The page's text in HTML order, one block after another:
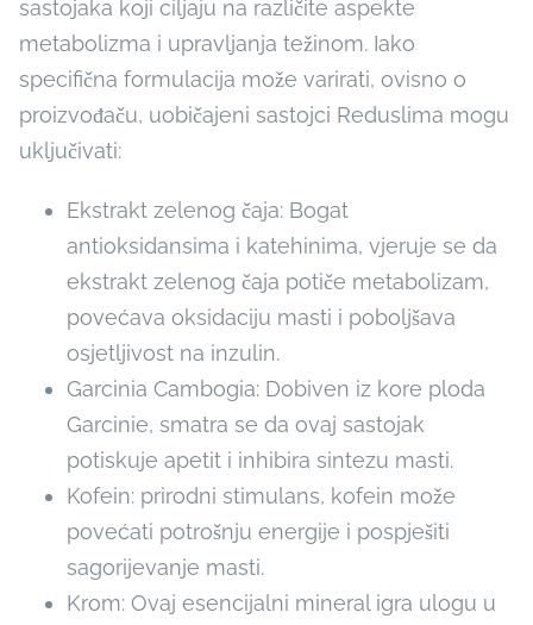
sastojaka koji ciljaju na različite aspekte
metabolizma i upravljanja težinom. Iako
specifična formulacija može varirati, ovisno o
proizvođaču, uobičajeni sastojci Reduslima mogu
uključivati:
Ekstrakt zelenog čaja: Bogat
antioksidansima i katehinima, vjeruje se da
ekstrakt zelenog čaja potiče metabolizam,
povećava oksidaciju masti i poboljšava
osjetljivost na inzulin.
Garcinia Cambogia: Dobiven iz kore ploda
Garcinie, smatra se da ovaj sastojak
potiskuje apetit i inhibira sintezu masti.
Kofein: prirodni stimulans, kofein može
povećati potrošnju energije i pospješiti
sagorijevanje masti.
Krom: Ovaj esencijalni mineral igra ulogu u